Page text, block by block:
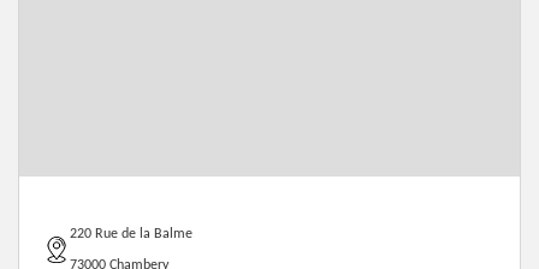
220 Rue de la Balme
73000 Chambery